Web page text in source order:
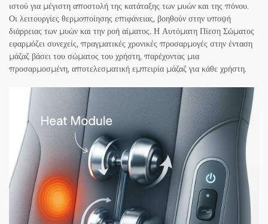
ιστού για μέγιστη αποστολή της κατάταξης των μυών και της πόνου.
Οι λειτουργίες θερμοποίησης επιφάνειας, βοηθούν στην υποψή
διάρρειας των μυών και την ροή αίματος. Η Αυτόματη Πίεση Σώματος
εφαρμόζει συνεχείς, πραγματικές χρονικές προσαρμογές στην ένταση
μάζαζ βάσει του σώματος του χρήστη, παρέχοντας μια
προσαρμοσμένη, αποτελεσματική εμπειρία μάζαζ για κάθε χρήστη.